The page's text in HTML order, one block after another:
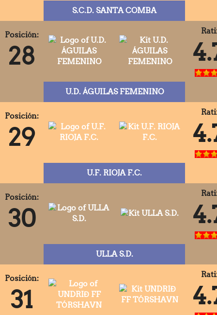
S.C.D. SANTA COMBA
Posición:
28
U.D. ÁGUILAS FEMENINO
Posición:
29
U.F. RIOJA F.C.
Posición:
30
ULLA S.D.
Posición:
31